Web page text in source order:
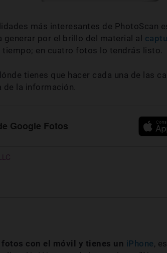
más interesantes de PhotoScan
generar por el brillo del material al
tiempo; en cuatro fotos lo tendrás listo.
tienes que hacer cada una de las
la información.
Google Fotos
fotos con el móvil y tienes un iPhone,